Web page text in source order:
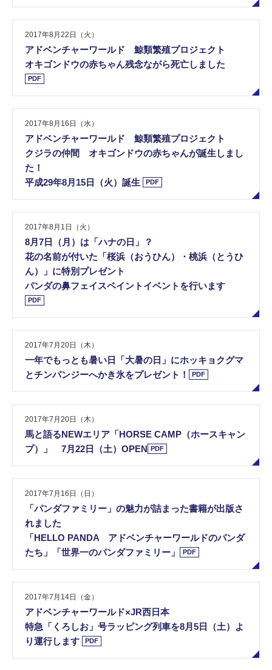
2017年8月22日（火）
アドベンチャーワールド 鯨類繁殖プロジェクト
オキゴンドウの赤ちゃん残念ながら死亡しました
PDF
2017年8月16日（水）
アドベンチャーワールド 鯨類繁殖プロジェクト
クジラの仲間 オキゴンドウの赤ちゃんが誕生しまし
た！
平成29年8月15日（火）誕生
PDF
2017年8月1日（火）
8月7日（月）は「ハナの日」？
花の名前が付いた「桜浜（おうひん）・桃浜（とうひ
ん）」に特別プレゼント
パンダの鼻フェイスペイントイベントを行います
PDF
2017年7月20日（木）
一年でもっとも暑い日「大暑の日」にホッキョクグマ
とチンパンジーへかき氷をプレゼント！
PDF
2017年7月20日（木）
馬と語るNEWエリア「HORSE CAMP（ホースキャン
プ）」 7月22日（土）OPEN PDF
2017年7月16日（日）
「パンダファミリー」の魅力が詰まった書籍が出版さ
れました
「HELLO PANDA アドベンチャーワールドのパンダ
たち」「世界一のパンダファミリー」
PDF
2017年7月14日（金）
ア​ド​ベ​ン​チ​ャ​ー​ワ​ー​ル​ド​×​J​R​西​日​本
特​急​「​く​ろ​し​お​」​号​ラ​ッ​ピ​ン​グ​列​車​を​8​月​5​日​（​土​）​よ​
り​運​行​し​ま​す
PDF